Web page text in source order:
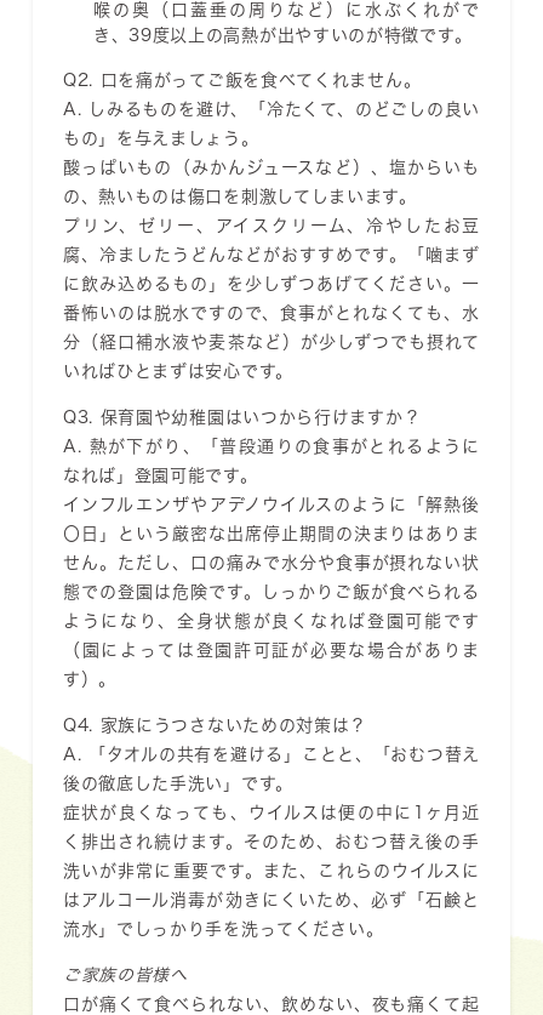
喉の奥（口蓋垂の周りなど）に水ぶくれがで
き、39度以上の高熱が出やすいのが特徴です。
Q2. 口を痛がってご飯を食べてくれません。
A. しみるものを避け、「冷たくて、のどごしの良い
もの」を与えましょう。
酸っぱいもの（みかんジュースなど）、塩からいも
の、熱いものは傷口を刺激してしまいます。
プリン、ゼリー、アイスクリーム、冷やしたお豆
腐、冷ましたうどんなどがおすすめです。「噛まず
に飲み込めるもの」を少しずつあげてください。一
番怖いのは脱水ですので、食事がとれなくても、水
分（経口補水液や麦茶など）が少しずつでも摂れて
いればひとまずは安心です。
Q3. 保育園や幼稚園はいつから行けますか？
A. 熱が下がり、「普段通りの食事がとれるように
なれば」登園可能です。
インフルエンザやアデノウイルスのように「解熱後
〇日」という厳密な出席停止期間の決まりはありま
せん。ただし、口の痛みで水分や食事が摂れない状
態での登園は危険です。しっかりご飯が食べられる
ようになり、全身状態が良くなれば登園可能です
（園によっては登園許可証が必要な場合がありま
す）。
Q4. 家族にうつさないための対策は？
A. 「タオルの共有を避ける」ことと、「おむつ替え
後の徹底した手洗い」です。
症状が良くなっても、ウイルスは便の中に1ヶ月近
く排出 され続けます。そのため、おむつ替え後の手
洗いが非常に重要です。また、これらのウイルスに
はアルコール消毒が効きにくいため、必ず「石鹸と
流水」でしっかり手を洗ってください。
ご家族の皆様へ
口が痛くて食べられない、飲めない、夜も痛くて起